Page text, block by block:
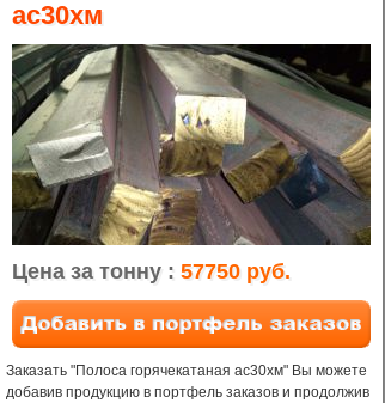
ас30хм
Цена за тонну : 57750 руб.
Заказать "Полоса горячекатаная ас30хм" Вы можете
добавив продукцию в портфель заказов и продолжив